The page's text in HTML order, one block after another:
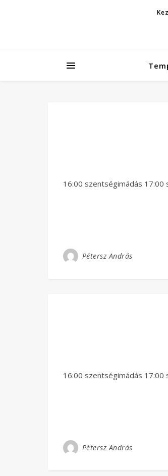
16:00 szentségimádás 17:00
Pétersz András
16:00 szentségimádás 17:00
Pétersz András